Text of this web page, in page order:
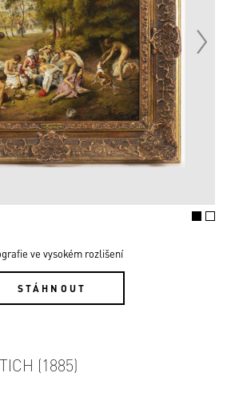
ve vysokém rozlišení
STÁHNOUT
(1885)